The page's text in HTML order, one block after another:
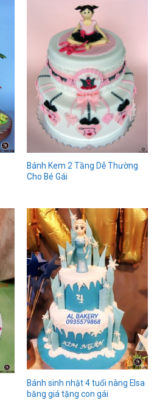
Bánh Kem 2 Tầng Dễ Thường
Cho Bé Gái
Bánh sinh nhật 4 tuổi nàng Elsa
băng giá tặng con gái